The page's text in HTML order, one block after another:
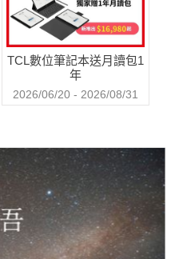
TCL數位筆記本送月讀包1
年
2026/06/20 - 2026/08/31